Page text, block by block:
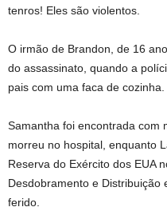
tenros! Eles são violentos.
O irmão de Brandon, de 16
do assassinato, quando a
pais com uma faca de cozinha.
Samantha foi encontrada com
morreu no hospital, enquanto
Reserva do Exército dos EUA
Desdobramento e Distribuição
ferido.